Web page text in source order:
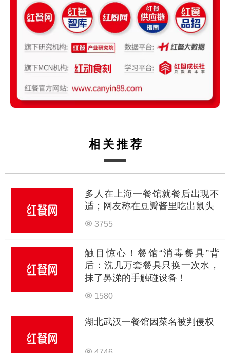
相关推荐
多人在上海一餐馆就餐后出现不
适；网友称在豆瓣酱里吃出鼠头
3755
触目惊心！餐馆“消毒餐具”背
后：洗几万套餐具只换一次水，
抹了鼻涕的手触碰设备！
1580
湖北武汉一餐馆因菜名被判侵权